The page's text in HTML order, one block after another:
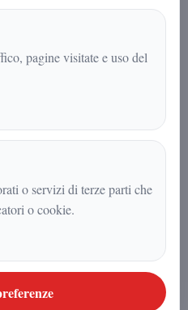
costante sul
punto di
la provincia. Il
supera le 250
come il
e rappresentativo
Un risultato
referente del
di una crescita
relazioni e
pagine visitate e uso del
o servizi di terze parti che
o cookie.